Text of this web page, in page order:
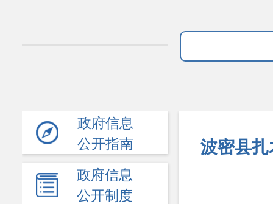
政府信息
公开指南
政府信息
公开制度
波密县扎